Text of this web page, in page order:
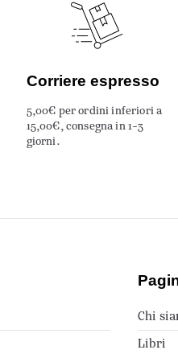
Corriere espresso
5,00€ per ordini inferiori a
15,00€, consegna in 1-3
giorni.
Chi
Libri